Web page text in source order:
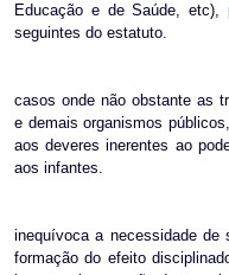
Educação e de Saúde,
seguintes do estatuto.
casos onde não obstante as
e demais organismos
aos deveres inerentes ao
aos infantes.
inequívoca a necessidade
formação do efeito